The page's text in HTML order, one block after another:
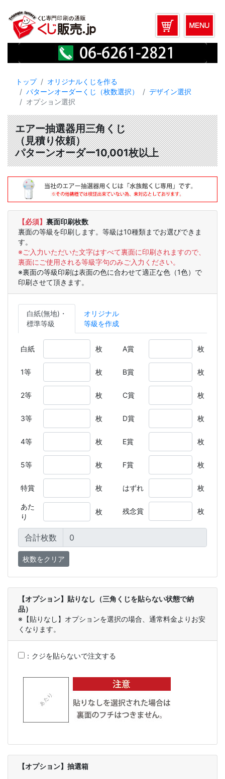
トップ
オリジナルくじを作る
パターンオーダーくじ（枚数選択）
デザイン選択
オプション選択
エアー抽選器用三角くじ
（見積り依頼）
パターンオーダー10,001枚以上
【必須】 裏面印刷枚数
裏面の等級を印刷します。等級は10種類までお選びできま
す。
※ご入力いただいた文字はすべて裏面に印刷されますので、
裏面にご使用される等級字句のみご入力ください。
※裏面の等級印刷は表面の色に合わせて適正な色（1色）で
印刷させて頂きます。
白紙(無地)・
標準等級
オリジナル
等級を作成
白紙 枚
1等 枚
2等 枚
3等 枚
4等 枚
5等 枚
特賞 枚
あた
り
枚
A賞 枚
B賞 枚
C賞 枚
D賞 枚
E賞 枚
F賞 枚
はずれ 枚
残念賞 枚
合計枚数
【オプション】貼りなし（三角くじを貼らない状態で納
品）
※【貼りなし】オプションを選択の場合、通常料金よりお安
くなります。
： クジを貼らないで注文する
【オプション】抽選箱